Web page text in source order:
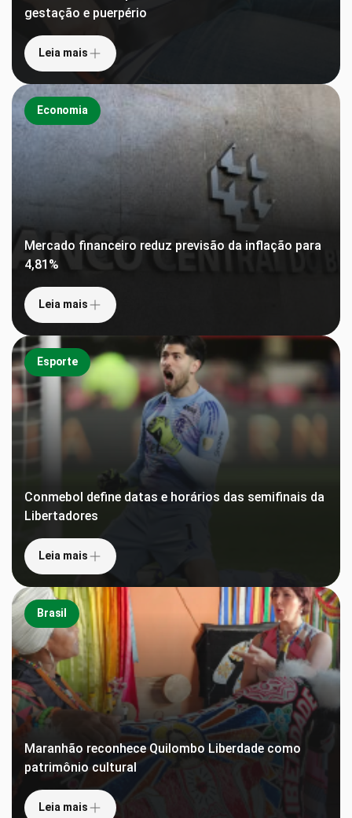
gestação e puerpério
Leia mais
Economia
Mercado financeiro reduz previsão da inflação para
4,81%
Leia mais
Esporte
Conmebol define datas e horários das semifinais da
Libertadores
Leia mais
Brasil
Maranhão reconhece Quilombo Liberdade como
patrimônio cultural
Leia mais